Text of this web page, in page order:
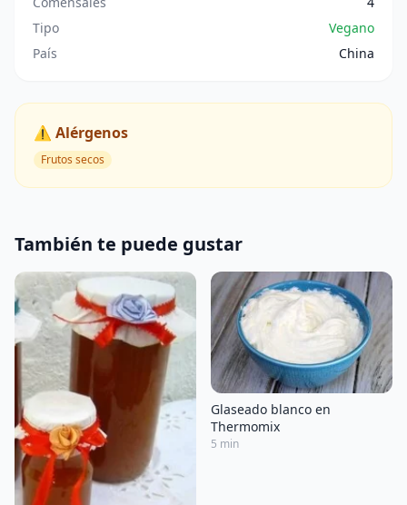
Tipo
Vegano
País
China
⚠️ Alérgenos
Frutos secos
También te puede gustar
Glaseado blanco en
Thermomix
5 min